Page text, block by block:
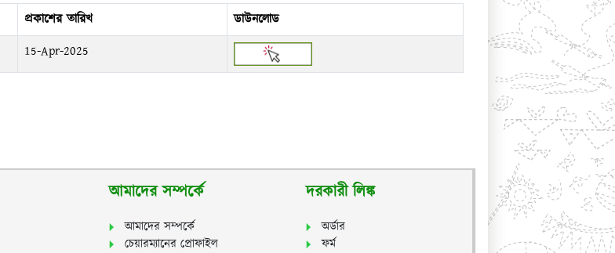
প্রকাশের তারিখ
ডাউনলোড
15-Apr-2025
আমাদের সম্পর্কে
আমাদের সম্পর্কে
চেয়ারম্যানের প্রোফাইল
দরকারী লিঙ্ক
অর্ডার
ফর্ম